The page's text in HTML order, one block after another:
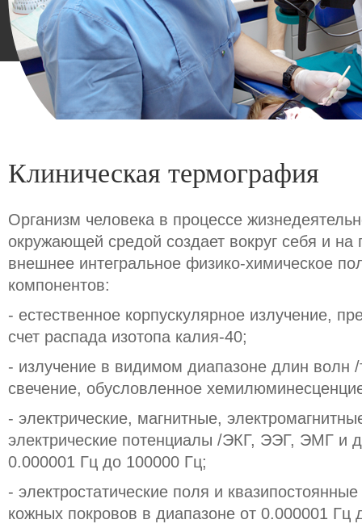
Клиническая термография
Организм человека в процессе
окружающей средой создает вокруг себя и на
внешнее интегральное физико-химическое
компонентов:
- естественное корпускулярное излучение,
счет распада изотопа калия-40;
- излучение в видимом диапазоне длин волн
свечение, обусловленное
- электрические, магнитные,
электрические потенциалы /ЭКГ, ЭЭГ, ЭМГ и
0.000001 Гц до 100000 Гц;
- электростатические поля и
кожных покровов в диапазоне от 0.000001 Гц